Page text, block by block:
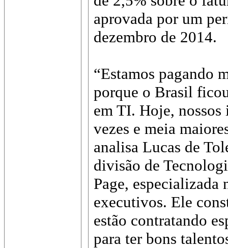
aprovada por um
dezembro de 2014.
“Estamos pagando
porque o Brasil
em TI. Hoje, nossos
vezes e meia
analisa Lucas de
divisão de
Page, especializada
executivos. Ele
estão contratando
para ter bons